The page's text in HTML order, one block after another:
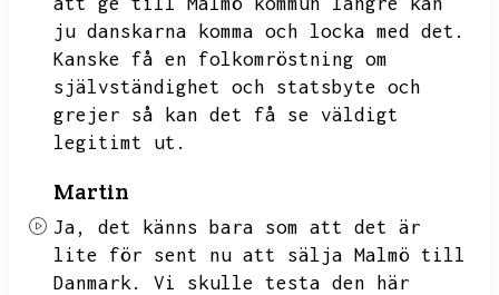
ju danskarna komma och locka med det.
Kanske få en folkomröstning om
självständighet och statsbyte och
grejer så kan det få se väldigt
legitimt ut.
Martin
Ja,
det känns bara som att det är
lite för sent nu att sälja Malmö till
Danmark.
Vi skulle testa den här